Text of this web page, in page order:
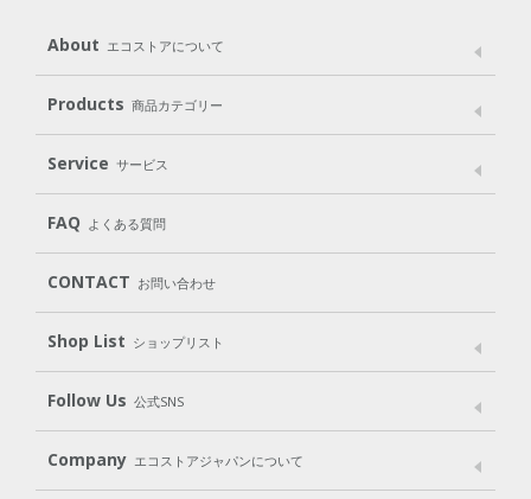
About エコストアについて
メッセージ ブランドストーリー
パッケージへのこだわり
動物実験をしない
Products 商品カテゴリー
Laundry
Cleaning Baby Kids
Body（ボディ） Hair（ヘア） Oral care（オーラルケア）
Goods （グッズ）
Gift set
Service サービス
User Guide
Subscription（定期便）
FAQ よくある質問
CONTACT お問い合わせ
Shop List ショップリスト
Shop List
Follow Us 公式SNS
LINE＠ Instagram Facebook
Company エコストアジャパンについて